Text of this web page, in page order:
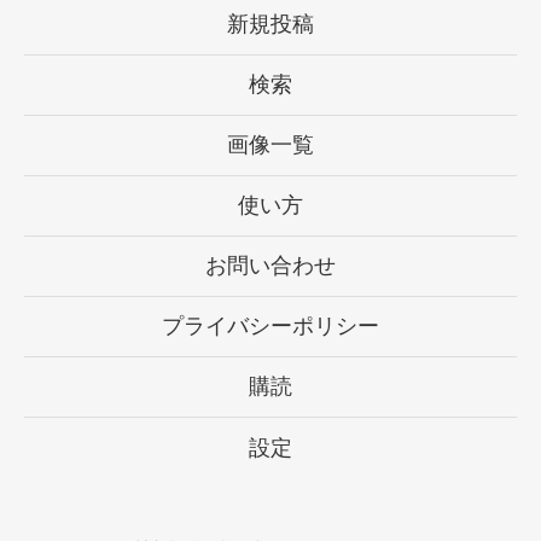
新規投稿
検索
画像一覧
使い方
お問い合わせ
プライバシーポリシー
購読
設定